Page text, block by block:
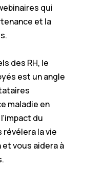
qui
et la
des RH, le
est un angle
maladie en
du
la vie
vous aidera à